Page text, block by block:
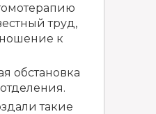
труд,
к
обстановка
такие